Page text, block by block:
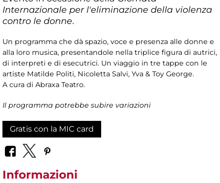
Internazionale per l'eliminazione della violenza
contro le donne.
Un programma che dà spazio, voce e presenza alle donne e
alla loro musica, presentandole nella triplice figura di autrici,
di interpreti e di esecutrici. Un viaggio in tre tappe con le
artiste Matilde Politi, Nicoletta Salvi, Yva & Toy George.
A cura di Abraxa Teatro.
Il programma potrebbe subire variazioni
Gratis con la MIC card
Informazioni